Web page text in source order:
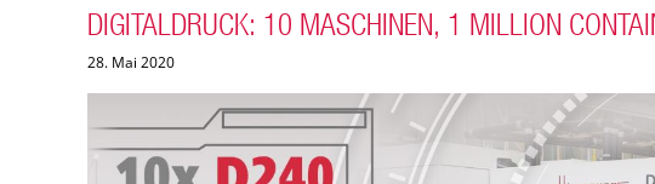
DIGITALDRUCK: 10 MASCHINEN, 1 MILLION
28. Mai 2020